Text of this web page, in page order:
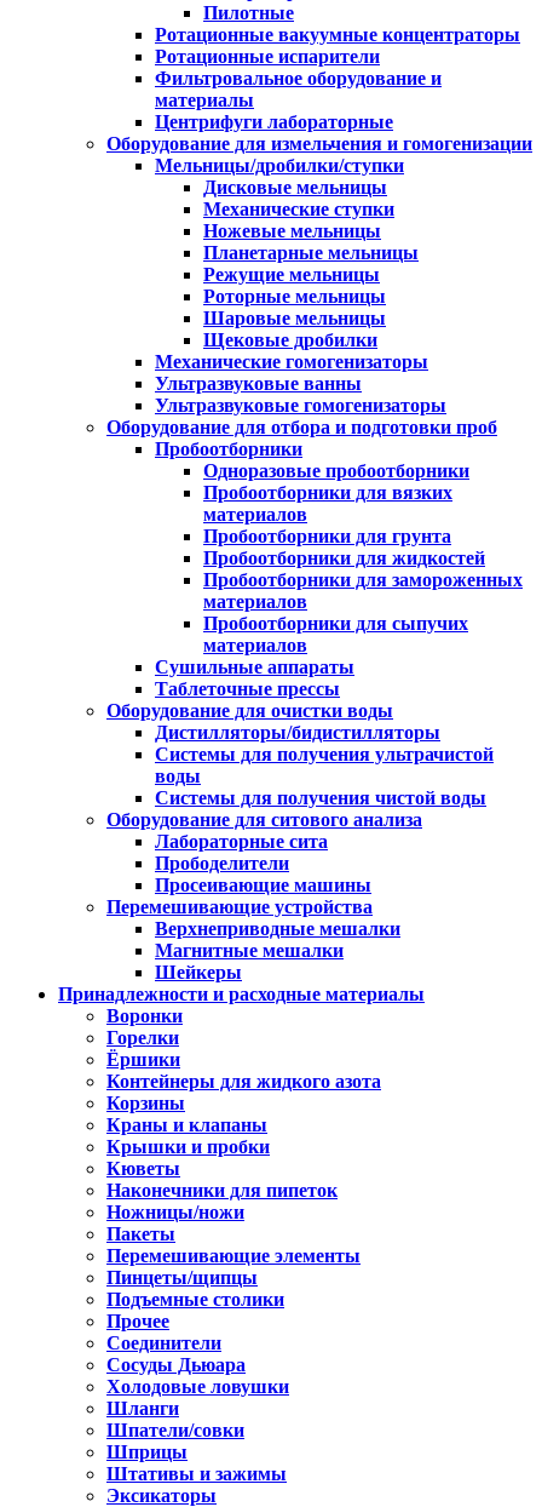
Пилотные
Ротационные вакуумные концентраторы
Ротационные испарители
Фильтровальное оборудование и
материалы
Центрифуги лабораторные
Оборудование для измельчения и гомогенизации
Мельницы/дробилки/ступки
Дисковые мельницы
Механические ступки
Ножевые мельницы
Планетарные мельницы
Режущие мельницы
Роторные мельницы
Шаровые мельницы
Щековые дробилки
Механические гомогенизаторы
Ультразвуковые ванны
Ультразвуковые гомогенизаторы
Оборудование для отбора и подготовки проб
Пробоотборники
Одноразовые пробоотборники
Пробоотборники для вязких
материалов
Пробоотборники для грунта
Пробоотборники для жидкостей
Пробоотборники для замороженных
материалов
Пробоотборники для сыпучих
материалов
Сушильные аппараты
Таблеточные прессы
Оборудование для очистки воды
Дистилляторы/бидистилляторы
Системы для получения ультрачистой
воды
Системы для получения чистой воды
Оборудование для ситового анализа
Лабораторные сита
Прободелители
Просеивающие машины
Перемешивающие устройства
Верхнеприводные мешалки
Магнитные мешалки
Шейкеры
Принадлежности и расходные материалы
Воронки
Горелки
Ёршики
Контейнеры для жидкого азота
Корзины
Краны и клапаны
Крышки и пробки
Кюветы
Наконечники для пипеток
Ножницы/ножи
Пакеты
Перемешивающие элементы
Пинцеты/щипцы
Подъемные столики
Прочее
Соединители
Сосуды Дьюара
Холодовые ловушки
Шланги
Шпатели/совки
Шприцы
Штативы и зажимы
Эксикаторы